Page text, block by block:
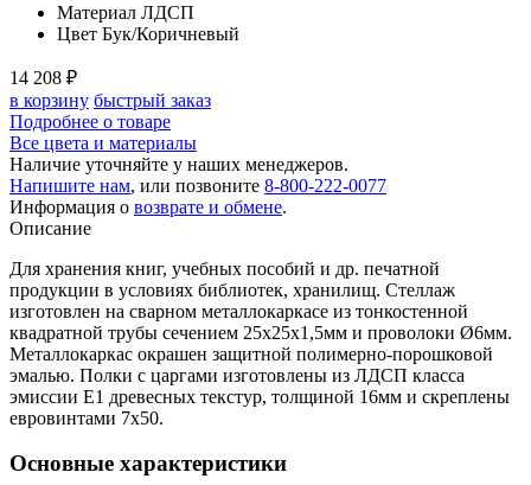
Материал ЛДСП
Цвет Бук/Коричневый
14 208 ₽
в корзину быстрый заказ
Подробнее о товаре
Все цвета и материалы
Наличие уточняйте у наших менеджеров.
Напишите нам, или позвоните 8-800-222-0077
Информация о возврате и обмене.
Описание
Для хранения книг, учебных пособий и др. печатной
продукции в условиях библиотек, хранилищ. Стеллаж
изготовлен на сварном металлокаркасе из тонкостенной
квадратной трубы сечением 25х25х1,5мм и проволоки Ø6мм.
Металлокаркас окрашен защитной полимерно-порошковой
эмалью. Полки с царгами изготовлены из ЛДСП класса
эмиссии Е1 древесных текстур, толщиной 16мм и скреплены
евровинтами 7х50.
Основные характеристики